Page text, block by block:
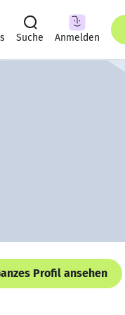
Suche Anmelden
Profil ansehen